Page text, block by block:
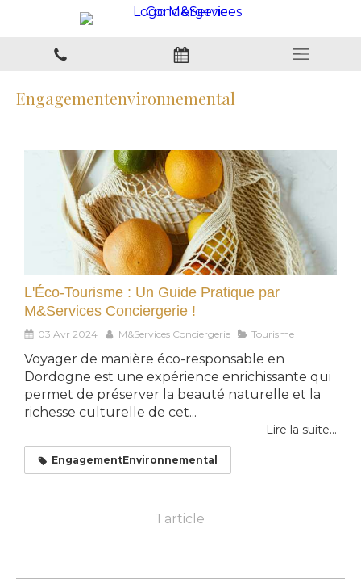
Engagementenvironnemental
L'Éco-Tourisme : Un Guide Pratique par
M&Services Conciergerie !
03 Avr 2024 M&Services Conciergerie Tourisme
Voyager de manière éco-responsable en
Dordogne est une expérience enrichissante qui
permet de préserver la beauté naturelle et la
richesse culturelle de cet...
Lire la suite...
EngagementEnvironnemental
1 article